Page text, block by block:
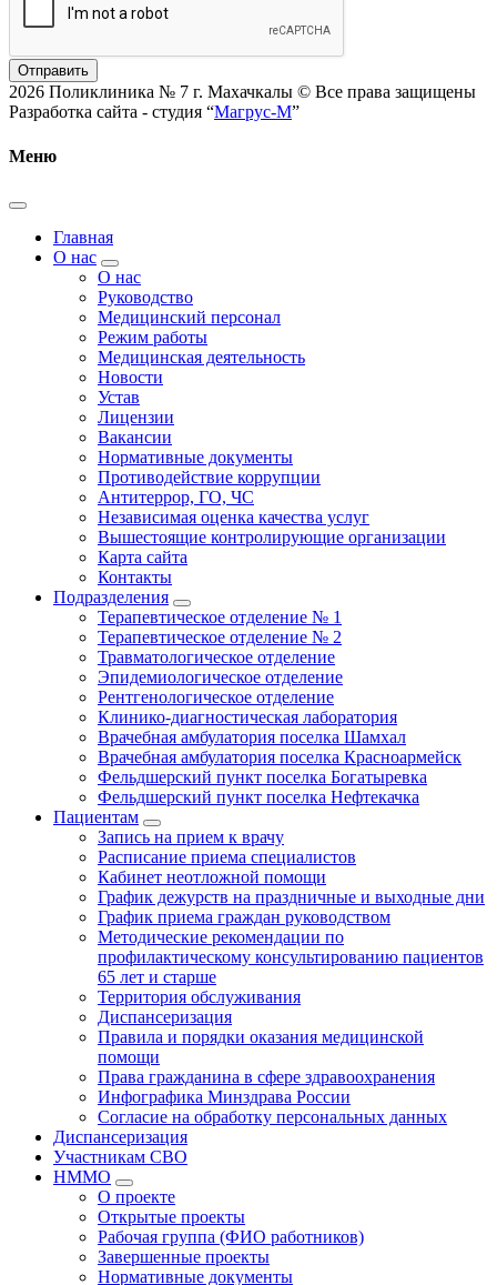
Отправить
2026 Поликлиника № 7 г. Махачкалы © Все права защищены
Разработка сайта - студия “Магрус-М”
Меню
Главная
О нас
О нас
Руководство
Медицинский персонал
Режим работы
Медицинская деятельность
Новости
Устав
Лицензии
Вакансии
Нормативные документы
Противодействие коррупции
Антитеррор, ГО, ЧС
Независимая оценка качества услуг
Вышестоящие контролирующие организации
Карта сайта
Контакты
Подразделения
Терапевтическое отделение № 1
Терапевтическое отделение № 2
Травматологическое отделение
Эпидемиологическое отделение
Рентгенологическое отделение
Клинико-диагностическая лаборатория
Врачебная амбулатория поселка Шамхал
Врачебная амбулатория поселка Красноармейск
Фельдшерский пункт поселка Богатыревка
Фельдшерский пункт поселка Нефтекачка
Пациентам
Запись на прием к врачу
Расписание приема специалистов
Кабинет неотложной помощи
График дежурств на праздничные и выходные дни
График приема граждан руководством
Методические рекомендации по
профилактическому консультированию пациентов
65 лет и старше
Территория обслуживания
Диспансеризация
Правила и порядки оказания медицинской
помощи
Права гражданина в сфере здравоохранения
Инфографика Минздрава России
Согласие на обработку персональных данных
Диспансеризация
Участникам СВО
НММО
О проекте
Открытые проекты
Рабочая группа (ФИО работников)
Завершенные проекты
Нормативные документы